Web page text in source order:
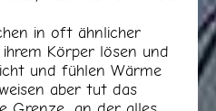
in oft ähnlicher
Körper lösen und
und fühlen Wärme
aber tut das